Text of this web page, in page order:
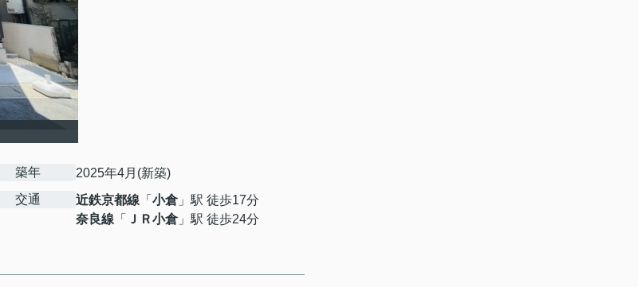
築年
2025年4月(新築)
交通
近鉄京都線 「 小倉」駅 徒歩17分
奈良線 「 ＪＲ小倉」駅 徒歩24分